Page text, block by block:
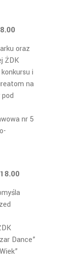
oraz
ŻDK
i
na
nr 5
Dance”